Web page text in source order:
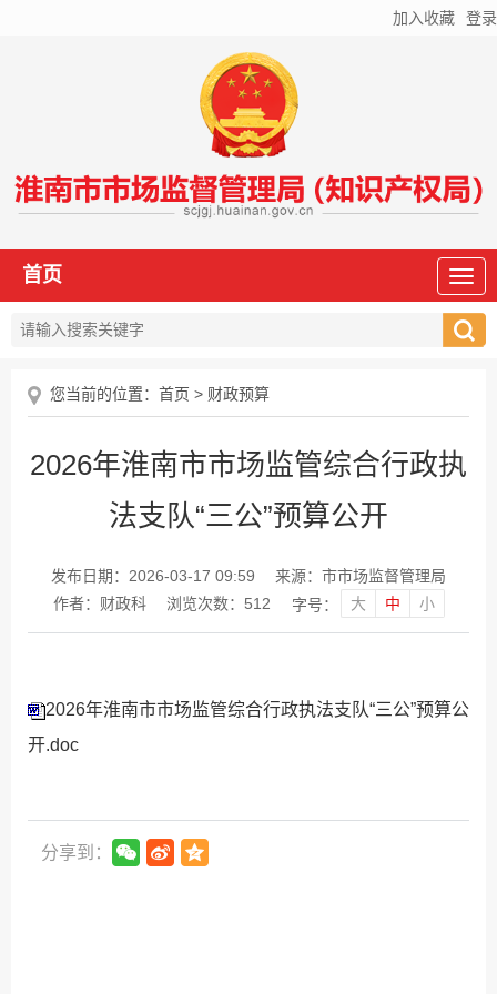
加入收藏 登录
首页
您当前的位置： 首页 > 财政预算
2026年淮南市市场监管综合行政执
法支队“三公”预算公开
发布日期：2026-03-17 09:59
来源：市市场监督管理局
作者：财政科
浏览次数： 512 字号： 大 中 小
2026年淮南市市场监管综合行政执法支队“三公”预算公
开.doc
分享到：